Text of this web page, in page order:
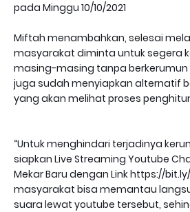
pada Minggu 10/10/2021
Miftah menambahkan, selesai
masyarakat diminta untuk segera
masing-masing tanpa berkerumun
juga sudah menyiapkan alternatif
yang akan melihat proses
“Untuk menghindari terjadinya
siapkan Live Streaming Youtube
Mekar Baru dengan Link https://
masyarakat bisa memantau
suara lewat youtube tersebut,